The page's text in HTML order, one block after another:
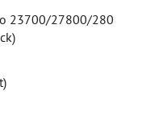
23700/27800/280